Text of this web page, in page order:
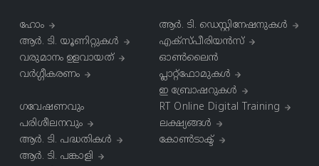
ഹോം
ആർ. ടി. യൂണിറ്റുകൾ
വരുമാനം ഉളവായത്
വർഗ്ഗീകരണം
ആര്‍. ടി. ഡെസ്റ്റിനേഷനുകള്‍
എക്സ്പീരിയൻസ്
ഓൺലൈൻ
പ്ലാറ്റ്‌ഫോമുകൾ
ഇ ബ്രോഷറുകൾ
ഗവേഷണവും
പരിശീലനവും
ആർ. ടി. പദ്ധതികള്‍
ആർ. ടി. പങ്കാളി
RT Online Digital Training
ലക്ഷ്യങ്ങൾ
കോൺടാക്ട്